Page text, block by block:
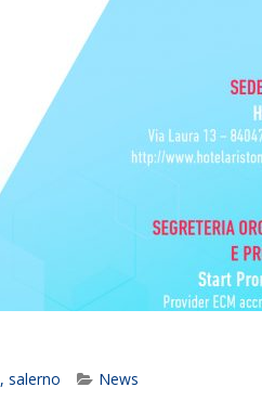
, salerno News